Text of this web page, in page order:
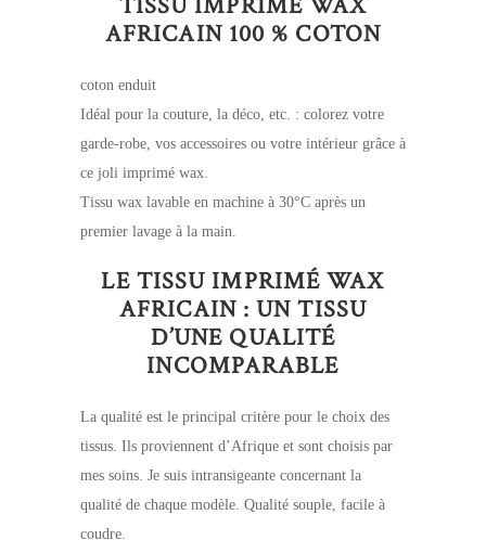
AFRICAIN 100 % COTON
coton enduit
Idéal pour la couture, la déco, etc. : colorez votre
garde-robe, vos accessoires ou votre intérieur grâce à
ce joli imprimé wax.
Tissu wax lavable en machine à 30°C après un
premier lavage à la main.
LE TISSU IMPRIMÉ WAX
AFRICAIN : UN TISSU
D’UNE QUALITÉ
INCOMPARABLE
La qualité est le principal critère pour le choix des
tissus. Ils proviennent d’Afrique et sont choisis par
mes soins. Je suis intransigeante concernant la
qualité de chaque modèle. Qualité souple, facile à
coudre.